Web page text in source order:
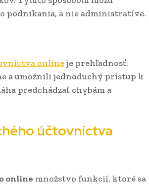
podnikania, a nie administratíve.
onlineje prehľadnosť.
a umožnili jednoduchý prístup k
predchádzať chybám a
účtovníctva
online množstvo funkcií, ktoré sa